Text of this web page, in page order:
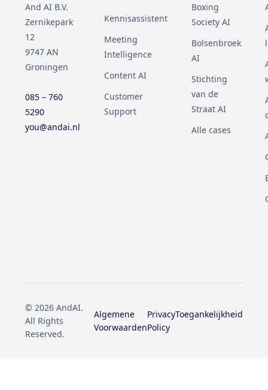
And AI B.V.
Zernikepark
12
9747 AN
Groningen
085 – 760
5290
you@andai.nl
Kennisassistent
Meeting
Intelligence
Content AI
Customer
Support
Boxing
Society AI
Bolsenbroek
AI
Stichting
van de
Straat AI
Alle cases
© 2026 AndAI.
All Rights
Reserved.
Algemene
Voorwaarden
Privacy
Policy
Toegankelijkheid